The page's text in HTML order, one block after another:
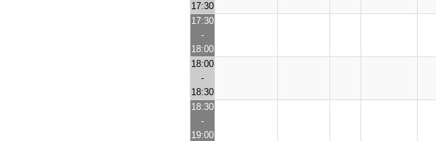
17:30
17:30
-
18:00
18:00
-
18:30
18:30
-
19:00